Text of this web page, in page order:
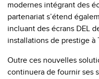
modernes intégrant des
partenariat s’étend
incluant des écrans DEL
installations de prestige à
Outre ces nouvelles
continuera de fournir ses